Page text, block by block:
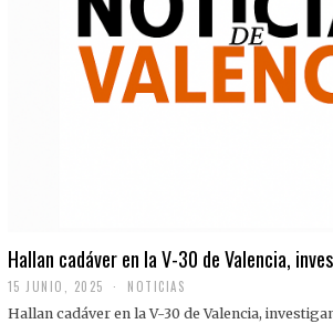
Hallan cadáver en la V-30 de Valencia,
15 JUNIO, 2025 NOTICIAS
Hallan cadáver en la V-30 de Valencia,